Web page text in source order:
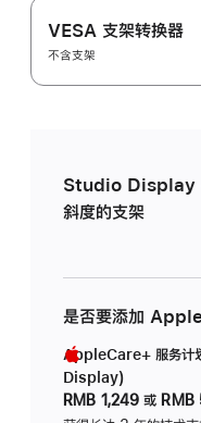
VESA 支架转换器
不含支架
Studio Display -
斜度的支架
是否要添加
AppleCare+ 服务计
Display)
RMB 1,249 或 RMB